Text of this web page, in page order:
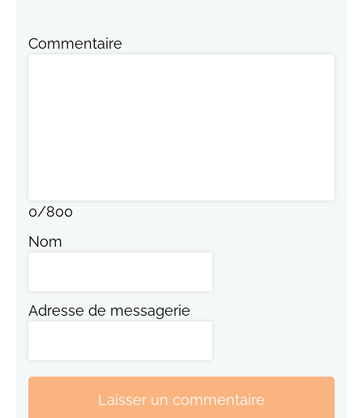
Commentaire
0/800
Nom
Adresse de messagerie
Laisser un commentaire